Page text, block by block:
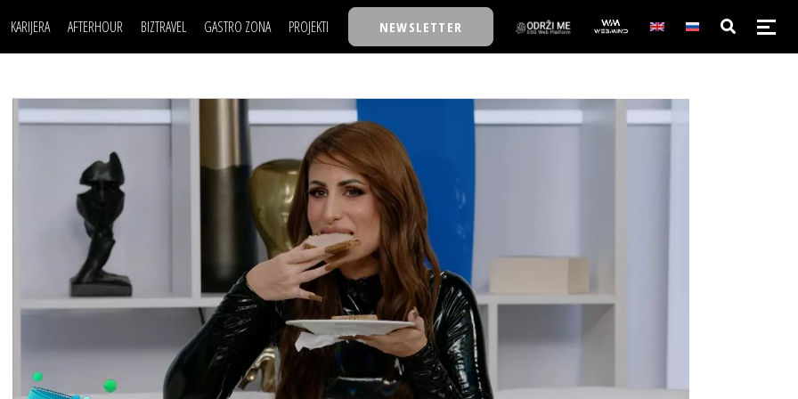
KARIJERA
LJUDI (HR)
USAVRŠAVANJE
KNOW-HOW
AFTERHOUR
KNJIGE
AUTO SVET
STIL
WELLBEING
BIZTRAVEL GASTRO ZONA PROJEKTI
TASTY TALKS
30 ISPOD 30
BACK TO OFFICE/SCHOOL
BIZBENDOVI
BIZKOLEGIJUM
BMW BIZNIS LIGA
BIZLIFE WEEK
IZJAVA GODINE
NEWSLETTER
POSAO
MOJ UGAO
USAVRŠAVANJE
KNOW-HOW
FILM I SCENA
AUTO SVET
STIL
WELLBEING
NAJKOLEGA
30 ISPOD 30
BACK TO OFFICE/SCHOOL
BIZBENDOVI
BIZKOLEGIJUM
BMW BIZNIS LIGA
BIZLIFE WEEK
IZJAVA GODINE